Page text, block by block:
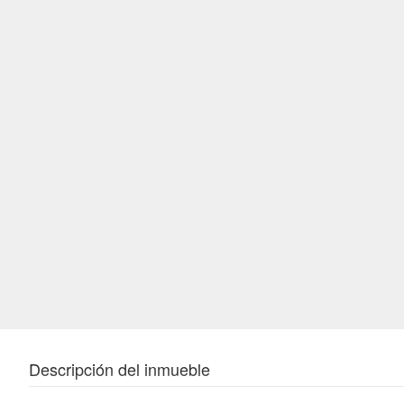
Descripción del inmueble